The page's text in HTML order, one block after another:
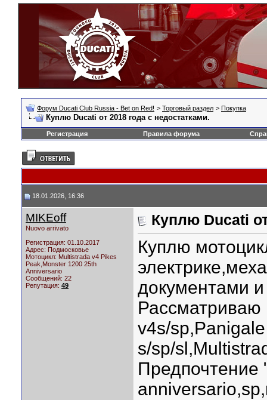
Форум Ducati Club Russia - Bet on Red! > Торговый раздел > Покупка
Куплю Ducati от 2018 года с недостатками.
Регистрация Правила форума
18.01.2026, 16:36
MIKEoff
Nuovo arrivato
Регистрация: 01.10.2017
Адрес: Подмосковье
Мотоцикл: Multistrada v4 Pikes
Peak,Monster 1200 25th
Anniversario
Сообщений: 22
Репутация: 49
Куплю Ducati
Куплю
документами
Рассматриваю
v4s/
s/sp/
Предпочтение